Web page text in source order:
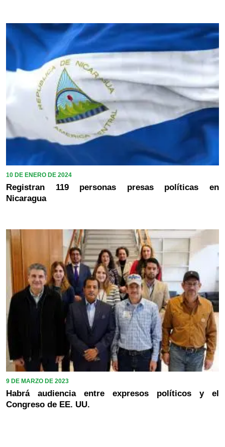
10 DE ENERO DE 2024
Registran 119 personas presas políticas en
Nicaragua
9 DE MARZO DE 2023
Habrá audiencia entre expresos políticos y el
Congreso de EE. UU.